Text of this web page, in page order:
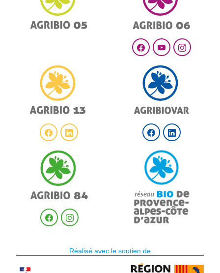
Réalisé avec le soutien de